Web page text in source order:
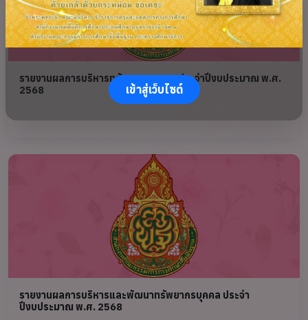
เข้าสู่เว็บไซต์
รายงานผลการบริหารทรัพยากรบุคคล ประจำปีงบประมาณ พ.ศ.
2568
รายงานผลการบริหารและพัฒนาทรัพยากรบุคคล ประจำ
ปีงบประมาณ พ.ศ. 2568